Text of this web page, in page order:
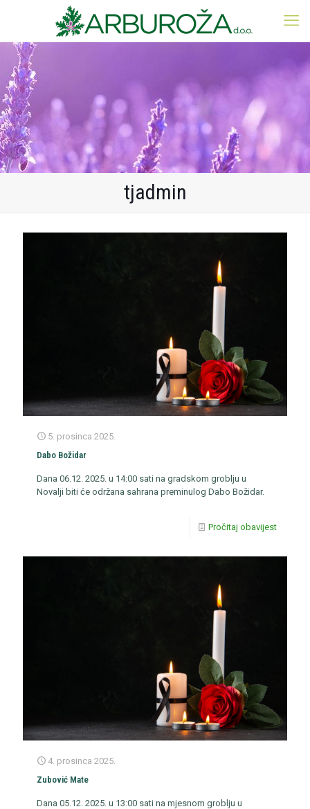
tjadmin
5. prosinca 2025.
Dabo Božidar
Dana 06.12. 2025. u 14:00 sati na gradskom groblju u
Novalji biti će održana sahrana preminulog Dabo Božidar.
Pročitaj obavijest
4. prosinca 2025.
Zubović Mate
Dana 05.12. 2025. u 13:00 sati na mjesnom groblju u